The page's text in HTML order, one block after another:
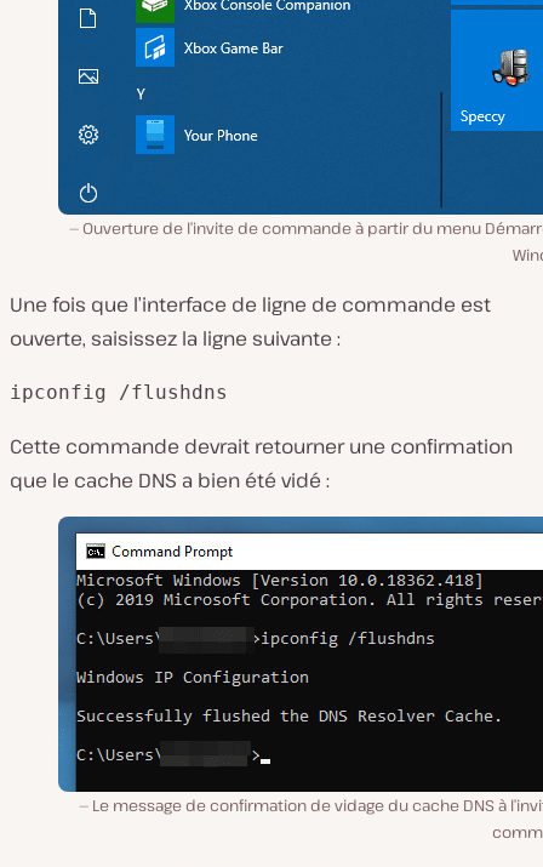
Ouverture de l’invite de commande à partir du menu
Une fois que l’interface de ligne de commande est
ouverte, saisissez la ligne suivante :
ipconfig /flushdns
Cette commande devrait retourner une confirmation
que le cache DNS a bien été vidé :
Le message de confirmation de vidage du cache DNS à